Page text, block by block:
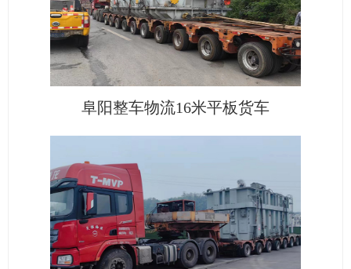
阜阳整车物流16米平板货车